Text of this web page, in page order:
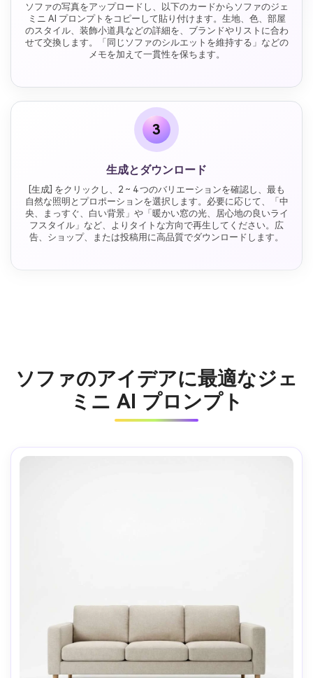
ソファの写真をアップロードし、以下のカードからソファのジェ
ミニ AI プロンプトをコピーして貼り付けます。生地、色、部屋
のスタイル、装飾小道具などの詳細を、ブランドやリストに合わ
せて交換します。「同じソファのシルエットを維持する」などの
メモを加えて一貫性を保ちます。
3
生成とダウンロード
[生成] をクリックし、2 ~ 4 つのバリエーションを確認し、最も
自然な照明とプロポーションを選択します。必要に応じて、「中
央、まっすぐ、白い背景」や「暖かい窓の光、居心地の良いライ
フスタイル」など、よりタイトな方向で再生してください。広
告、ショップ、または投稿用に高品質でダウンロードします。
ソファのアイデアに最適なジェ
ミニ AI プロンプト